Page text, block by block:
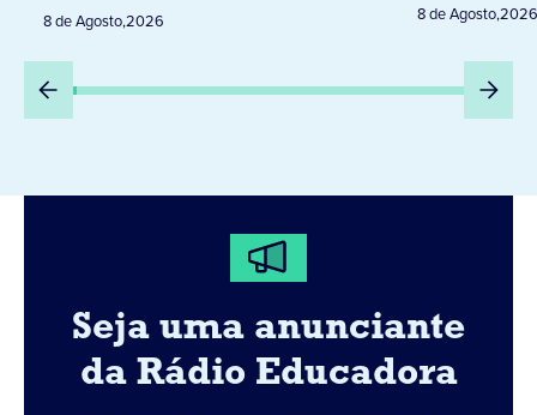
8 de Agosto,2026 8 de Agosto,2026
Seja uma anunciante
da Rádio Educadora